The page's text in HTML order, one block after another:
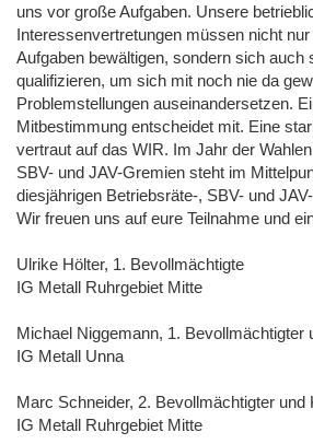
uns vor große Aufgaben. Unsere
Interessenvertretungen müssen nicht
Aufgaben bewältigen, sondern sich auch
qualifizieren, um sich mit noch nie da
Problemstellungen auseinandersetzen.
Mitbestimmung entscheidet mit. Eine
vertraut auf das WIR. Im Jahr der
SBV- und JAV-Gremien steht im
diesjährigen Betriebsräte-, SBV- und
Wir freuen uns auf eure Teilnahme und
Ulrike Hölter, 1. Bevollmächtigte
IG Metall Ruhrgebiet Mitte
Michael Niggemann, 1. Bevollmächtigter
IG Metall Unna
Marc Schneider, 2. Bevollmächtigter und
IG Metall Ruhrgebiet Mitte